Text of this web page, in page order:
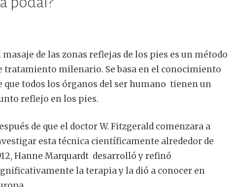
masaje de las zonas reflejas de los pies es un método
tratamiento milenario. Se basa en el conocimiento
que todos los órganos del ser humano tienen un
reflejo en los pies.
de que el doctor W. Fitzgerald comenzara a
esta técnica científicamente alrededor de
Hanne Marquardt desarrolló y refinó
la terapia y la dió a conocer en